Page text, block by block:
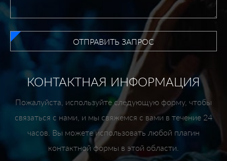
ОТПРАВИТЬ ЗАПРОС
КОНТАКТНАЯ ИНФОРМАЦИЯ
Пожалуйста, используйте следующую форму, чтобы
связаться с нами, и мы свяжемся с вами в течение 24
часов. Вы можете использовать любой плагин
контактной формы в этой области.